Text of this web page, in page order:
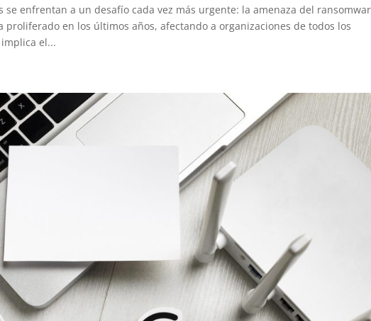
se enfrentan a un desafío cada vez más urgente: la amenaza del
proliferado en los últimos años, afectando a organizaciones de todos los
el...